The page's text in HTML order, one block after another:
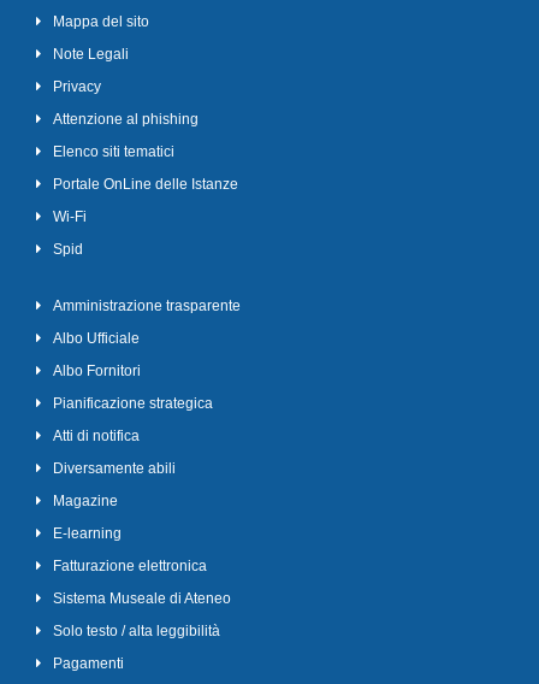
Mappa del sito
Note Legali
Privacy
Attenzione al phishing
Elenco siti tematici
Portale OnLine delle Istanze
Wi-Fi
Spid
Amministrazione trasparente
Albo Ufficiale
Albo Fornitori
Pianificazione strategica
Atti di notifica
Diversamente abili
Magazine
E-learning
Fatturazione elettronica
Sistema Museale di Ateneo
Solo testo / alta leggibilità
Pagamenti